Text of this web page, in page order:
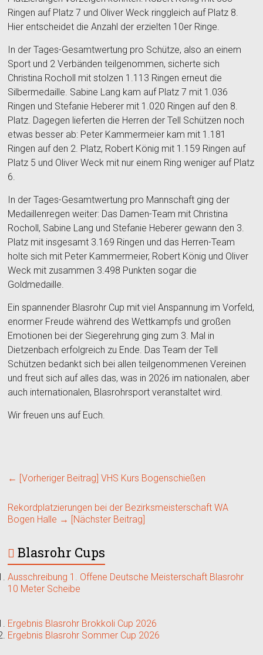
Ringen auf Platz 7 und Oliver Weck ringgleich auf Platz 8.
Hier entscheidet die Anzahl der erzielten 10er Ringe.
In der Tages-Gesamtwertung pro Schütze, also an einem
Sport und 2 Verbänden teilgenommen, sicherte sich
Christina Rocholl mit stolzen 1.113 Ringen erneut die
Silbermedaille. Sabine Lang kam auf Platz 7 mit 1.036
Ringen und Stefanie Heberer mit 1.020 Ringen auf den 8.
Platz. Dagegen lieferten die Herren der Tell Schützen noch
etwas besser ab: Peter Kammermeier kam mit 1.181
Ringen auf den 2. Platz, Robert König mit 1.159 Ringen auf
Platz 5 und Oliver Weck mit nur einem Ring weniger auf Platz
6.
In der Tages-Gesamtwertung pro Mannschaft ging der
Medaillenregen weiter: Das Damen-Team mit Christina
Rocholl, Sabine Lang und Stefanie Heberer gewann den 3.
Platz mit insgesamt 3.169 Ringen und das Herren-Team
holte sich mit Peter Kammermeier, Robert König und Oliver
Weck mit zusammen 3.498 Punkten sogar die
Goldmedaille.
Ein spannender Blasrohr Cup mit viel Anspannung im Vorfeld,
enormer Freude während des Wettkampfs und großen
Emotionen bei der Siegerehrung ging zum 3. Mal in
Dietzenbach erfolgreich zu Ende. Das Team der Tell
Schützen bedankt sich bei allen teilgenommenen Vereinen
und freut sich auf alles das, was in 2026 im nationalen, aber
auch internationalen, Blasrohrsport veranstaltet wird.
Wir freuen uns auf Euch.
← [Vorheriger Beitrag] VHS Kurs Bogenschießen
Rekordplatzierungen bei der Bezirksmeisterschaft WA
Bogen Halle → [Nächster Beitrag]
Blasrohr Cups
Ausschreibung 1. Offene Deutsche Meisterschaft Blasrohr
10 Meter Scheibe
Ergebnis Blasrohr Brokkoli Cup 2026
Ergebnis Blasrohr Sommer Cup 2026